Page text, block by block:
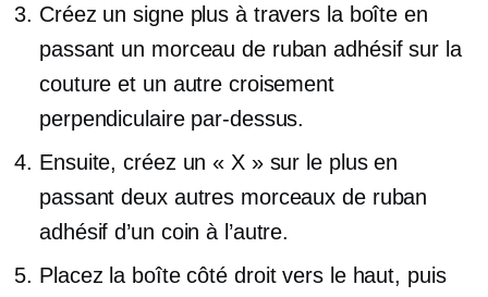
Créez un signe plus à travers la boîte en
passant un morceau de ruban adhésif sur la
couture et un autre croisement
perpendiculaire par-dessus.
Ensuite, créez un « X » sur le plus en
passant deux autres morceaux de ruban
adhésif d’un coin à l’autre.
Placez la boîtecôté droitvers le haut, puis